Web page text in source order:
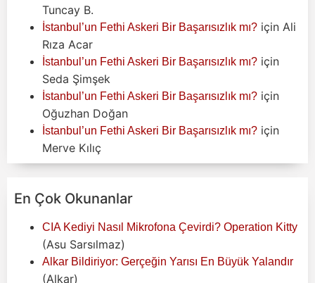
Tuncay B.
İstanbul’un Fethi Askeri Bir Başarısızlık mı? için Ali
Rıza Acar
İstanbul’un Fethi Askeri Bir Başarısızlık mı? için
Seda Şimşek
İstanbul’un Fethi Askeri Bir Başarısızlık mı? için
Oğuzhan Doğan
İstanbul’un Fethi Askeri Bir Başarısızlık mı? için
Merve Kılıç
En Çok Okunanlar
CIA Kediyi Nasıl Mikrofona Çevirdi? Operation Kitty
(Asu Sarsılmaz)
Alkar Bildiriyor: Gerçeğin Yarısı En Büyük Yalandır
(Alkar)